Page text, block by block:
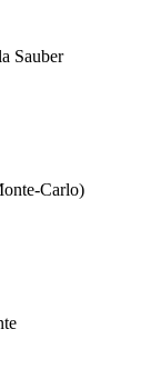
Sauber
Carlo)